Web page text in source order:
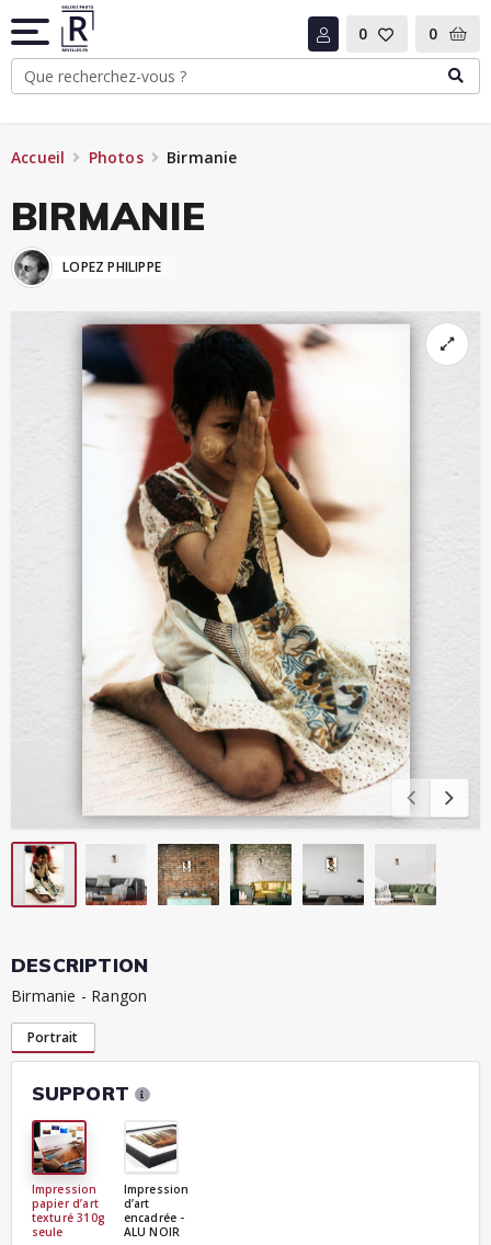
0 0
Accueil Photos Birmanie
BIRMANIE
LOPEZ PHILIPPE
DESCRIPTION
Birmanie - Rangon
Portrait
SUPPORT
Impression
papier d’art
texturé 310g
seule
Impression
d’art
encadrée -
ALU NOIR